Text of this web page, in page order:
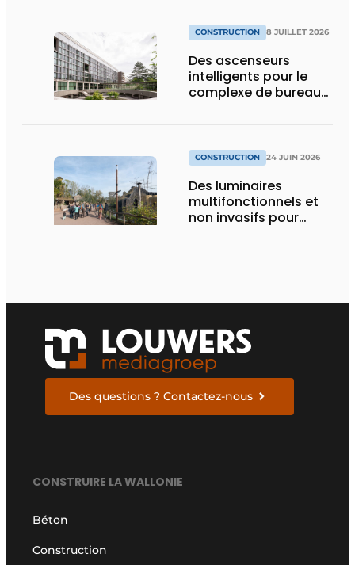
CONSTRUCTION 8 JUILLET 2026
Des ascenseurs
intelligents pour le
complexe de bureaux
CONSTRUCTION 24 JUIN 2026
Des luminaires
multifonctionnels et
non invasifs pour
Des questions ? Contactez-nous
CONSTRUIRE LA WALLONIE
Béton
Construction